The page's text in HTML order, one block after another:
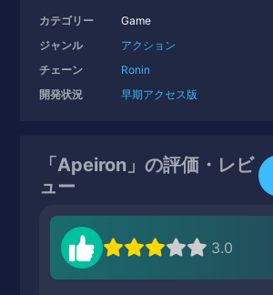
カテゴリー
Game
ジャンル
アクション
チェーン
Ronin
開発状況
早期アクセス版
「Apeiron」の評価・レビ
ュー
3.0